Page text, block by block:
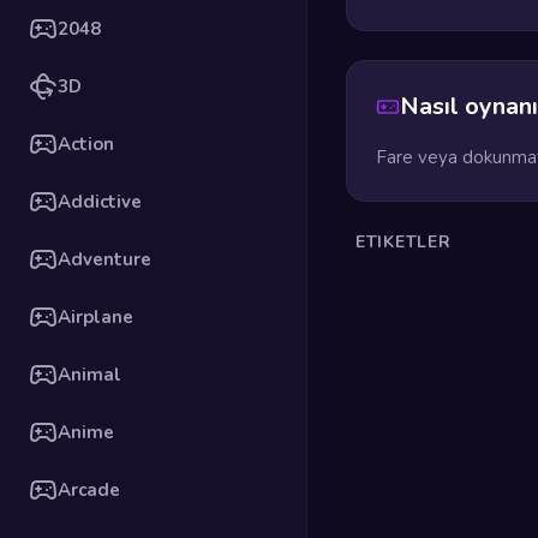
2048
3D
Action
Addictive
Adventure
Airplane
Animal
Anime
Arcade
Nasıl
Fare veya
ETIKETLER